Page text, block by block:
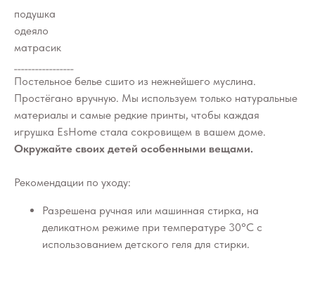
подушка
одеяло
матрасик
Постельное белье сшито из нежнейшего муслина.
Простёгано вручную. Мы используем только натуральные
материалы и самые редкие принты, чтобы каждая
игрушка EsHome стала сокровищем в вашем доме.
Окружайте своих детей особенными вещами.
Рекомендации по уходу:
Разрешена ручная или машинная стирка, на
деликатном режиме при температуре 30°C с
использованием детского геля для стирки.